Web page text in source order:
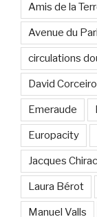
Amis de la
Avenue du
circulations
David Corceiro
Emeraude
Europacity
Jacques Chirac
Laura Bérot
Manuel Valls